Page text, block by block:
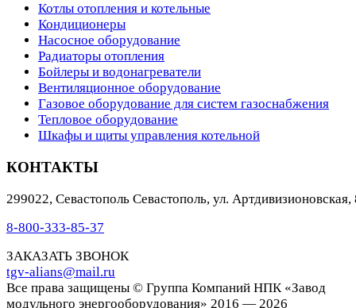
Котлы отопления и котельные
Кондиционеры
Насосное оборудование
Радиаторы отопления
Бойлеры и водонагреватели
Вентиляционное оборудование
Газовое оборудование для систем газоснабжения
Тепловое оборудование
Шкафы и щиты управления котельной
КОНТАКТЫ
299022, Севастополь Севастополь, ул. Артдивизионовская,
8-800-333-85-37
ЗАКАЗАТЬ ЗВОНОК
tgv-alians@mail.ru
Все права защищены © Группа Компаний НПК «Завод
модульного энергооборудования» 2016 — 2026